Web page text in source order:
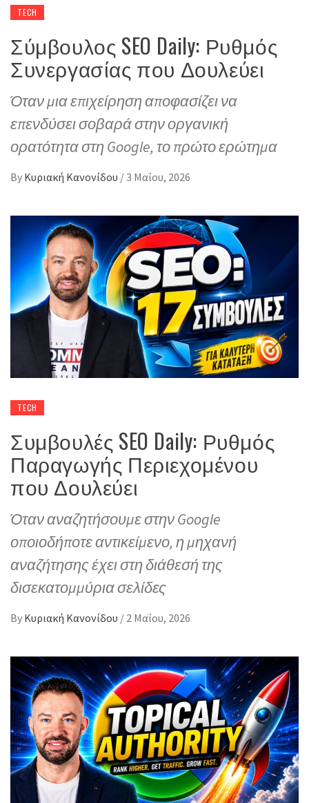
TECH
Σύμβουλος SEO Daily: Ρυθμός
Συνεργασίας που Δουλεύει
Όταν μια επιχείρηση αποφασίζει να
επενδύσει σοβαρά στην οργανική
ορατότητα στη Google, το πρώτο ερώτημα
By Κυριακή Κανονίδου / 3 Μαΐου, 2026
TECH
Συμβουλές SEO Daily: Ρυθμός
Παραγωγής Περιεχομένου
που Δουλεύει
Όταν αναζητήσουμε στην Google
οποιοδήποτε αντικείμενο, η μηχανή
αναζήτησης έχει στη διάθεσή της
δισεκατομμύρια σελίδες
By Κυριακή Κανονίδου / 2 Μαΐου, 2026